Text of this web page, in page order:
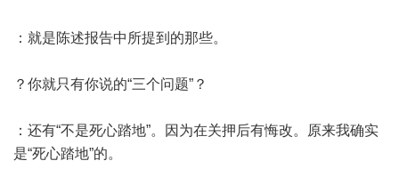
：就是陈述报告中所提到的那些。
？你就只有你说的“三个问题”？
：还有“不是死心踏地”。因为在关押后有悔改。原来我确实
是“死心踏地”的。